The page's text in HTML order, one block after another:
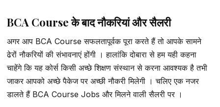
BCA Course के बाद नौकरियां और सैलरी
अगर आप BCA Course सफलतापूर्वक पूरा करते हैं तो आपके सामने
ढेरों नौकरियों की संभावनाएं होंगी । हालांकि दोबारा से हम यही कहना
चाहेंगे कि यह कोर्स किसी अच्छे शिक्षण संस्थान से करना आवश्यक है तभी
जाकर आपको अच्छे पैकेज पर अच्छी नौकरी मिलेगी । चलिए एक नजर
डालते हैं BCA Course Jobs और मिलने वाली सैलरी पर ।